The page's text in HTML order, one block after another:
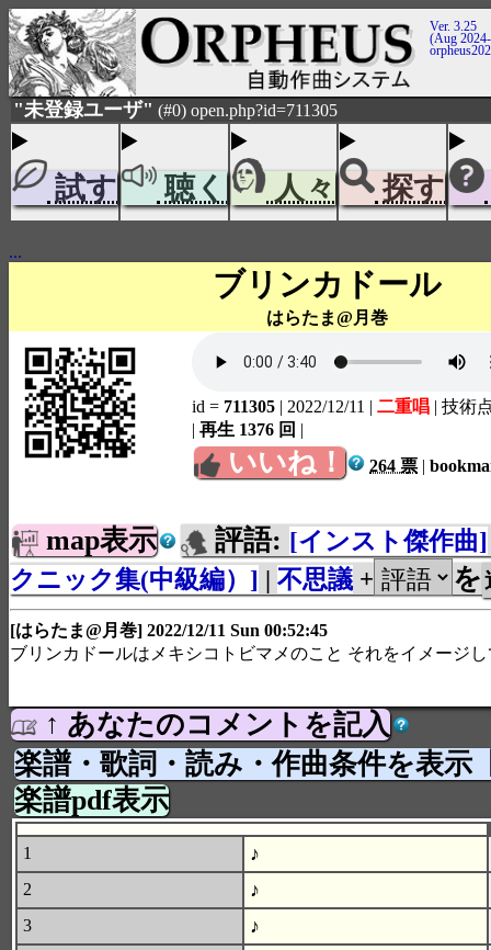
Ver. 3.25
(Aug
"未登録ユーザ" (#0) open.php?id=711305
試す 聴く 人々 探す
...
ブリンカドール
はらたま@月巻
id = 711305 | 2022/12/11 | 二重唱 | 技術
| 再生 1376 回 |
いいね！ 264 票 |
map表示 評語: [インスト傑作曲]
クニック集(中級編）] | 不思議 + を
[はらたま@月巻] 2022/12/11 Sun 00:52:45
ブリンカドールはメキシコトビマメのこと それをイメージ
↑ あなたのコメントを記入
楽譜・歌詞・読み・作曲条件を表示
楽譜pdf表示
1 ♪
2 ♪
3 ♪